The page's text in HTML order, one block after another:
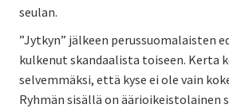
seulan.
”Jytkyn” jälkeen perussuomalaisten
kulkenut skandaalista toiseen. Kerta
selvemmäksi, että kyse ei ole vain
Ryhmän sisällä on äärioikeistolainen